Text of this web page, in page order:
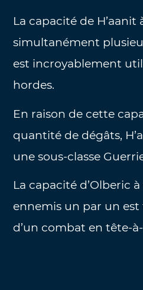
La capacité de H’aanit
simultanément
est incroyablement
hordes.
En raison de cette
quantité de dégâts,
une sous-classe
La capacité d’Olberic
ennemis un par un
d’un combat en tête-